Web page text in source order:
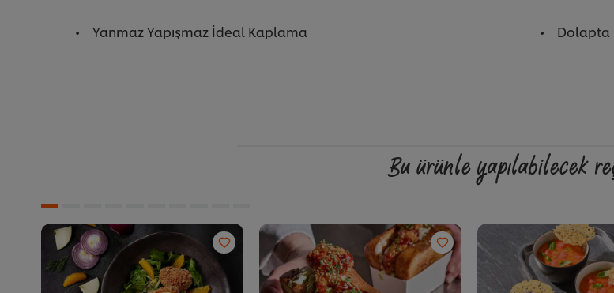
Yanmaz Yapışmaz İdeal Kaplama Dolapta
Bu ürünle yapılabilecek